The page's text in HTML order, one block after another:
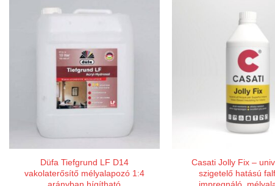
Düfa Tiefgrund LF D14
vakolaterősítő mélyalapozó 1:4
arányban hígítható
Casati Jolly Fix –
szigetelő hatású
impregnáló,